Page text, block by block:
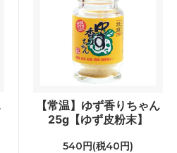
【常温】ゆず香りちゃん
25g【ゆず皮粉末】
540円(税40円)